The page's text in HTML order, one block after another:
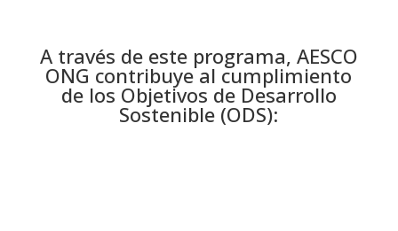
A través de este programa, AESCO
ONG contribuye al cumplimiento
de los Objetivos de Desarrollo
Sostenible (ODS):